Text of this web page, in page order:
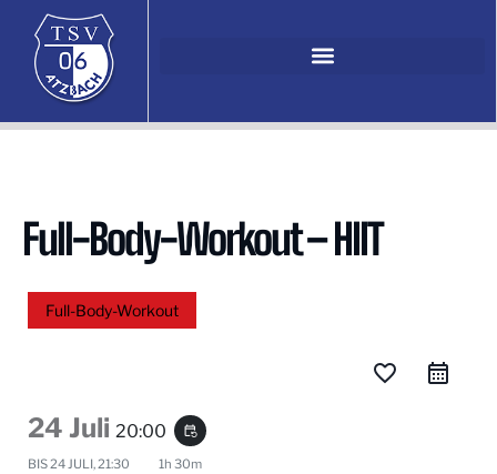
Full-Body-Workout – HIIT
Full-Body-Workout
favorite_border
24 Juli 20:00 event_repeat
BIS24 JULI, 21:30 1h 30m